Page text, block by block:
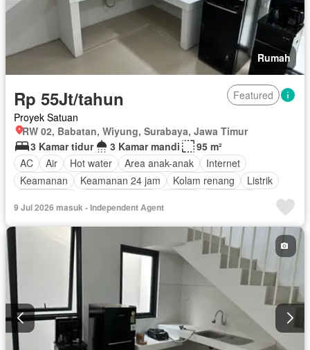
Rumah
Rp 55Jt/tahun
Featured
Proyek Satuan
RW 02, Babatan, Wiyung, Surabaya, Jawa Timur
3 Kamar tidur
3 Kamar mandi
95 m²
AC
Air Hot water Area anak-anak
Internet
Keamanan
Keamanan 24 jam Kolam renang
Listrik
Garasi
Berperabot lengkap
9 Jul 2026 masuk - Independent Agent